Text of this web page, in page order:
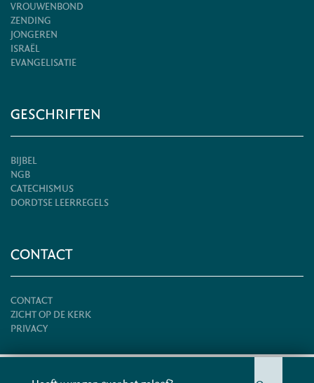
VROUWENBOND
ZENDING
JONGEREN
ISRAËL
EVANGELISATIE
GESCHRIFTEN
BIJBEL
NGB
CATECHISMUS
DORDTSE LEERREGELS
CONTACT
CONTACT
ZICHT OP DE KERK
PRIVACY
© HERSTELD HERVORMDE KERK 2026